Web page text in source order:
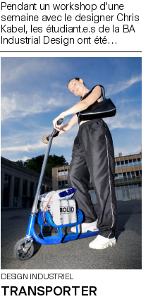
Pendant un workshop d'une
semaine avec le designer Chris
Kabel, les étudiant.e.s de la BA
Industrial Design ont été
invité.e.s à concevoir un verre
pour une boisson de leur choix,
qu'il s'agisse d'un cocktail,
d'une bière fraîche, d'un
Negroni traditionnel ou
simplement d'un verre à eau
pour étancher leur soif. Les
designs finaux reflètent les
caractéristiques de la boisson
ou soulignent la façon dont la
boisson est préparée, servie et
bue. Tous les verres ont été
soufflés dans la cour de l'ECAL
avec le soutien des artisan.e.s
du fabricant de verre suisse
Niesenglass.
DESIGN INDUSTRIEL
TRANSPORTER